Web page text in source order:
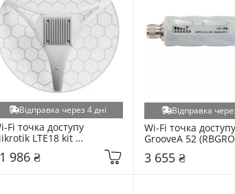
Відправка через 4 дні
Fi точка доступу
LTE18 kit
EA) White
986 ₴
Відправка
Wi-Fi точка
GrooveA 52
3 655 ₴